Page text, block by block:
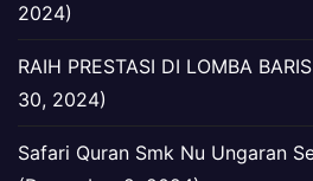
2024)
RAIH PRESTASI DI LOMBA
30, 2024)
Safari Quran Smk Nu Ungaran